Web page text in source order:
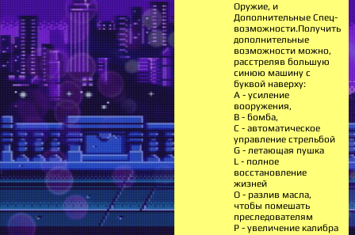
Оружие, и
Дополнительные Спец-
возможности.Получить
дополнительные
возможности можно,
расстреляв большую
синюю машину с
буквой наверху:
А - усиление
вооружения,
В - бомба,
С - автоматическое
управление стрельбой
G - летающая пушка
L - полное
восстановление
жизней
O - разлив масла,
чтобы помешать
преследователям
Р - увеличение калибра